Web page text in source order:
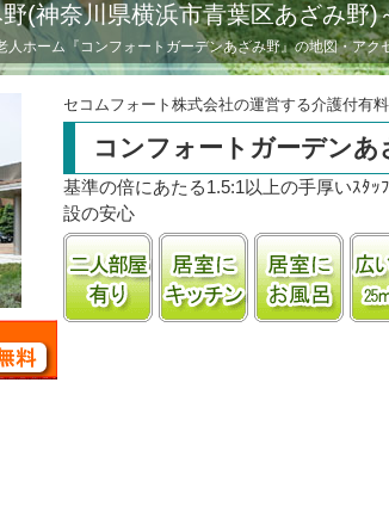
(神奈川県横浜市青葉区あざみ野)
ホーム『コンフォートガーデンあざみ野』の地図・アク
セコムフォート株式会社の運営する介護付有
コンフォートガーデンあ
基準の倍にあたる1.5:1以上の手厚いｽﾀ
設の安心
二人部屋あり居室にキッチン
居室